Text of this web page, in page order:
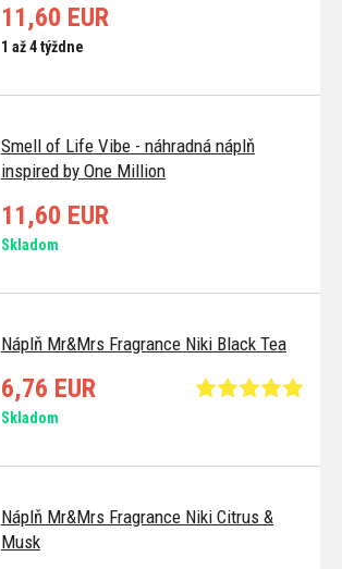
11,60 EUR
1 až 4 týždne
Smell of Life Vibe - náhradná náplň
inspired by One Million
11,60 EUR
Skladom
Náplň Mr&Mrs Fragrance Niki Black Tea
6,76 EUR
Skladom
Náplň Mr&Mrs Fragrance Niki Citrus &
Musk